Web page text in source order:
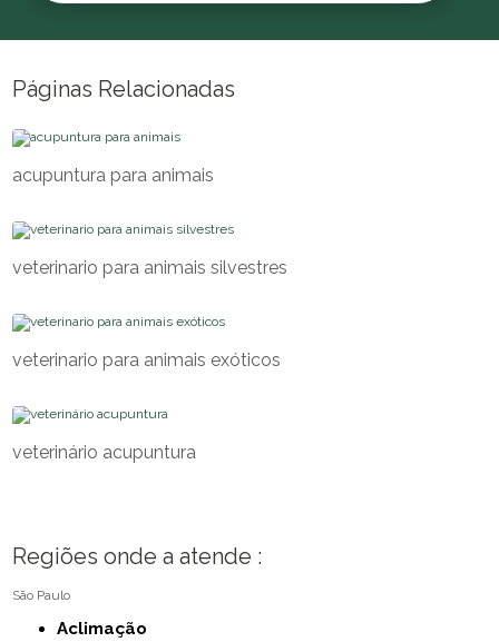
Páginas Relacionadas
acupuntura para animais
veterinario para animais silvestres
veterinario para animais exóticos
veterinário acupuntura
Regiões onde a atende :
São Paulo
Aclimação